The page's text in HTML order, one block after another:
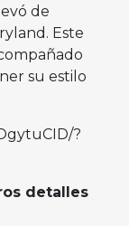
de
Este
su estilo
?
detalles